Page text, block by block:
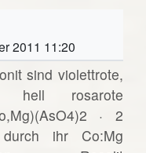
2011 11:20
sind violettrote,
rosarote
· 2
ihr Co:Mg